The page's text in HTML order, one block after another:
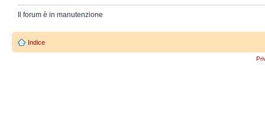
Il forum è in manutenzione
Indice